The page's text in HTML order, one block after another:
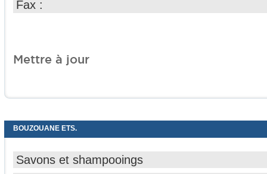
Fax :
Mettre à jour
BOUZOUANE ETS.
Savons et shampooings